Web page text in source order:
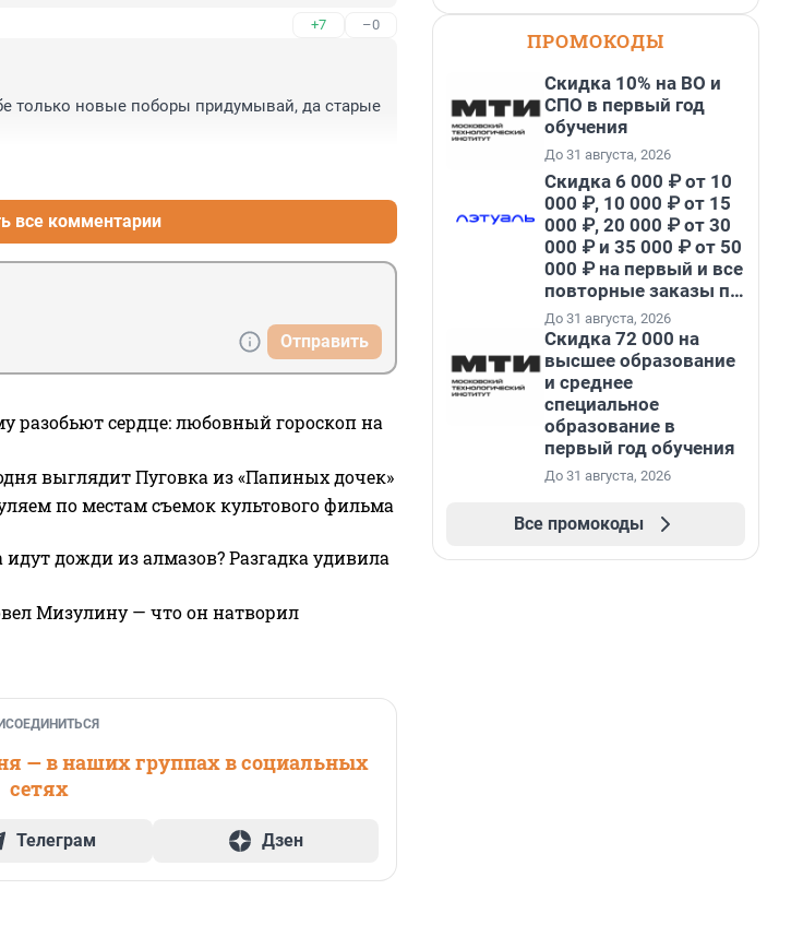
+7 –0
только новые поборы придумывай, да старые
все комментарии
Отправить
разобьют сердце: любовный гороскоп на
выглядит Пуговка из «Папиных дочек»
по местам съемок культового фильма
дожди из алмазов? Разгадка удивила
Мизулину — что он натворил
— в наших группах в социальных
сетях
Телеграм Дзен
ПРОМОКОДЫ
Скидка 10% на ВО и
СПО в первый год
обучения
До 31 августа, 2026
Скидка 6 000 ₽ от 10
000 ₽, 10 000 ₽ от 15
000 ₽, 20 000 ₽ от 30
000 ₽ и 35 000 ₽ от 50
000 ₽ на первый и все
повторные заказы по
промокоду НАБЕРИ
До 31 августа, 2026
Скидка 72 000 на
высшее образование
и среднее
специальное
образование в
первый год обучения
До 31 августа, 2026
Все промокоды